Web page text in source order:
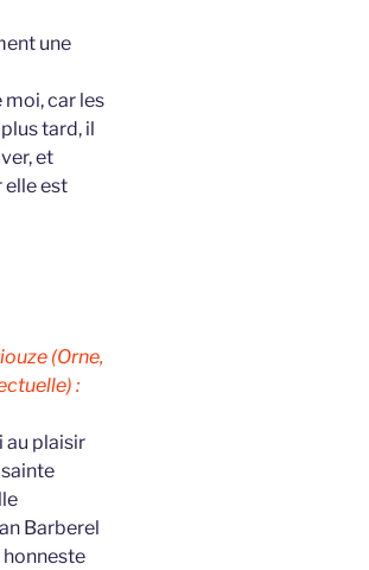
une
car les
tard, il
et
elle est
(Orne,
:
au plaisir
Barberel
honneste